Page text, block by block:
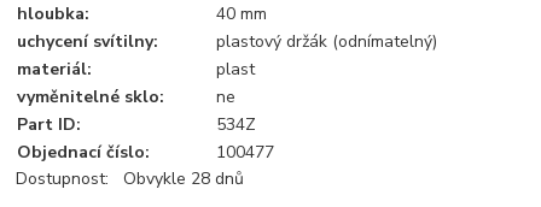
hloubka:
40 mm
uchycení svítilny:
plastový držák (odnímatelný)
materiál:
plast
vyměnitelné sklo:
ne
Part ID:
534Z
Objednací číslo:
100477
Dostupnost: Obvykle 28 dnů